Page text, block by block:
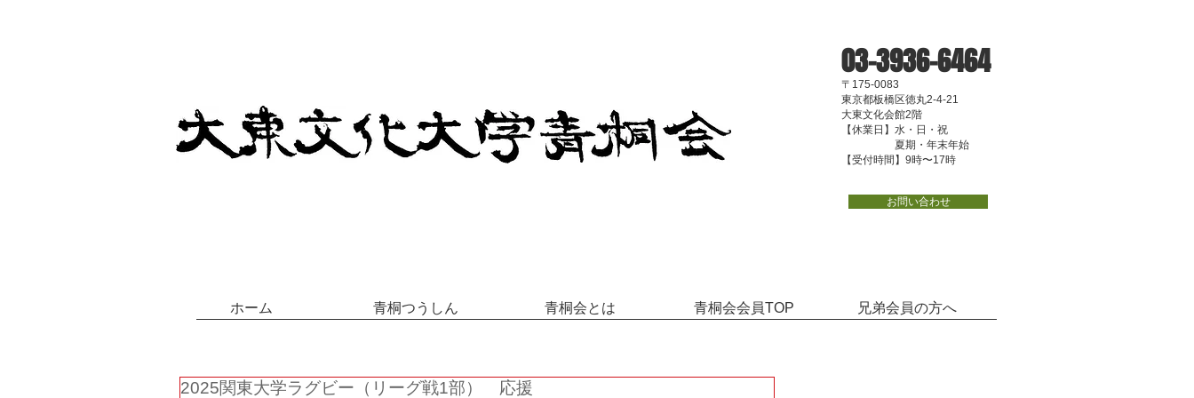
〒175-0083
東京都板橋区徳丸2-4-21
大東文化会館2階
【休業日】水・日・祝
夏期・年末年始
【受付時間】9時〜17時
03-3936-6464
お問い合わせ
ホーム 青桐つうしん 青桐会とは 青桐会会員TOP 兄弟会員の方へ
2025関東大学ラグビー（リーグ戦1部） 応援